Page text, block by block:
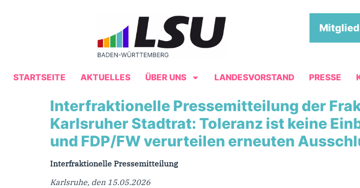
STARTSEITE AKTUELLES ÜBER UNS LANDESVORSTAND PRESSE
Interfraktionelle Pressemitteilung der
Karlsruher Stadtrat: Toleranz ist keine
und FDP/FW verurteilen erneuten
Interfraktionelle Pressemitteilung
Karlsruhe, den 15.05.2026